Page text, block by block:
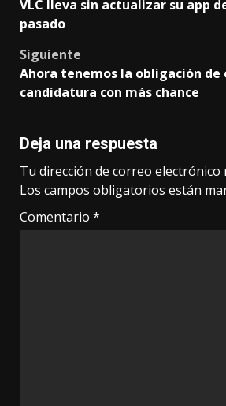
navigation
VLC lleva sin actualizar su app
pasado
Siguiente
Ahora tenemos la obligación de
candidatura con más chance
Deja una respuesta
Tu dirección de correo electrónico
Los campos obligatorios están
Comentario *